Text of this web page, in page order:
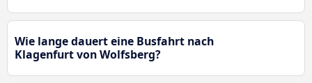
Wie lange dauert eine Busfahrt nach
Klagenfurt von Wolfsberg?